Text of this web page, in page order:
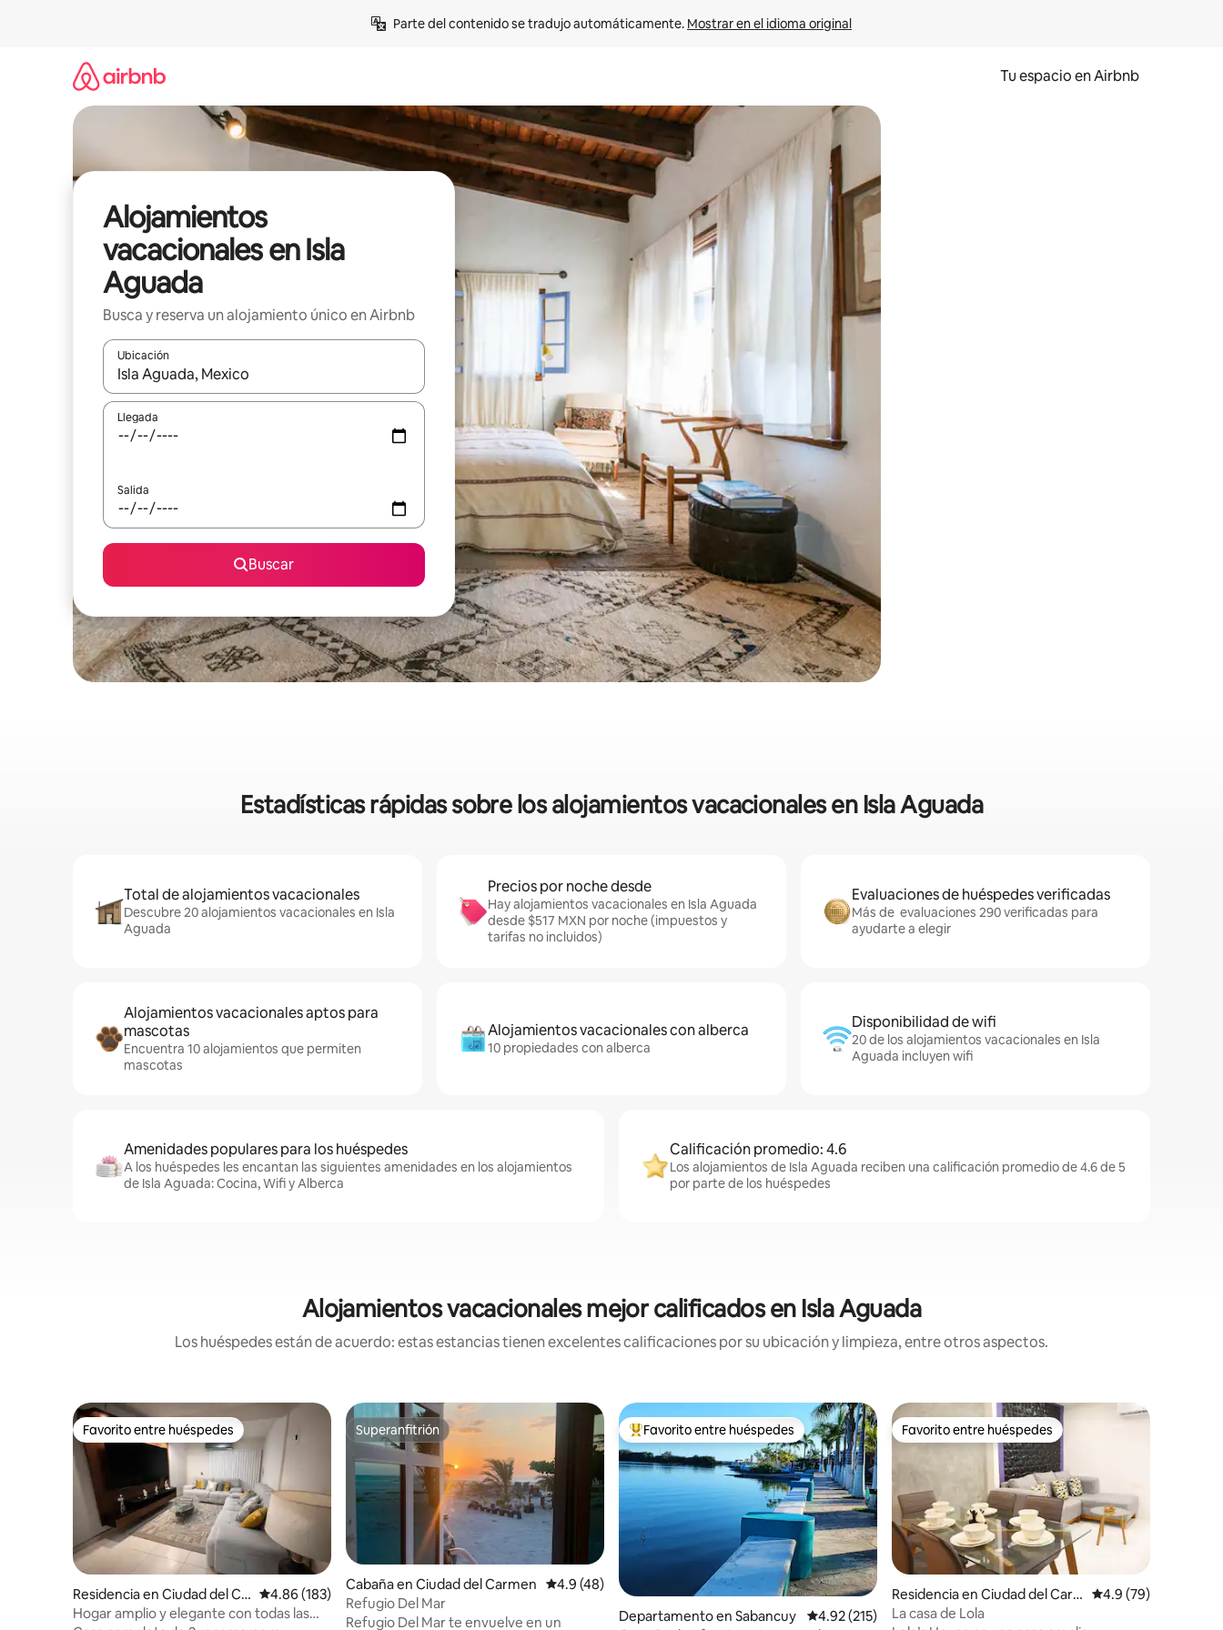
Parte del contenido se tradujo automáticamente. Mostrar en el idioma original
Tu espacio en Airbnb
Alojamientos
vacacionales en Isla
Aguada
Busca y reserva un alojamiento único en Airbnb
Ubicación
Cuando los resultados estén disponibles, podrás navegar usando las teclas de las flechas hacia arriba y hacia abajo, o bien tocando y deslizando la pantalla.
Llegada
Salida
Buscar
Estadísticas rápidas sobre los alojamientos vacacionales en Isla Aguada
Total de alojamientos vacacionales
Descubre 20 alojamientos vacacionales en Isla
Aguada
Precios por noche desde
Hay alojamientos vacacionales en Isla Aguada
desde $517 MXN por noche (impuestos y
tarifas no incluidos)
Evaluaciones de huéspedes verificadas
Más de evaluaciones 290 verificadas para
ayudarte a elegir
Alojamientos vacacionales aptos para
mascotas
Encuentra 10 alojamientos que permiten
mascotas
Alojamientos vacacionales con alberca
10 propiedades con alberca
Disponibilidad de wifi
20 de los alojamientos vacacionales en Isla
Aguada incluyen wifi
Amenidades populares para los huéspedes
A los huéspedes les encantan las siguientes amenidades en los alojamientos
de Isla Aguada: Cocina, Wifi y Alberca
Calificación promedio: 4.6
Los alojamientos de Isla Aguada reciben una calificación promedio de 4.6 de 5
por parte de los huéspedes
Alojamientos vacacionales mejor calificados en Isla Aguada
Los huéspedes están de acuerdo: estas estancias tienen excelentes calificaciones por su ubicación y limpieza, entre otros aspectos.
Favorito entre huéspedes
Favorito entre huéspedes
Residencia en Ciudad del Ca
rmen
Calificación promedio: 4.86 de 5; 183 evaluaciones
4.86 (183)
Hogar amplio y elegante con todas las
Superanfitrión
Superanfitrión
Cabaña en Ciudad del Carmen Calificación promedio: 4.9 de 5; 48 evaluaciones
4.9 (48)
Refugio Del Mar
Refugio Del Mar te envuelve en un
De los mejores en Favorito entre huéspedes
Favorito entre huéspedes
Departamento en Sabancuy Calificación promedio: 4.92 de 5; 215 evaluaciones
4.92 (215)
Favorito entre huéspedes
Favorito entre huéspedes
Residencia en Ciudad del Car
men
Calificación
4.9 (79)
La casa de Lola